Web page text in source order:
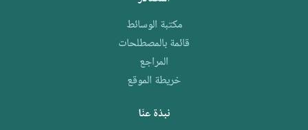
مكتبة الوسائط
قائمة بالمصطلحات
المراجع
خريطة الموقع
نبذة عنّا